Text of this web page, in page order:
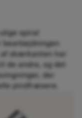
spiral
skærkanten har
de andre, og det
der
pindfræsere.